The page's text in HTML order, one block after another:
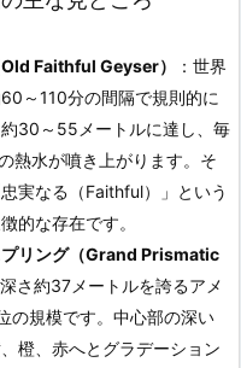
Faithful Geyser）
：世界
～110分の間隔で規則的に
30～55メートルに達し、毎
熱水が噴き上がります。そ
実なる（Faithful）」という
的な存在です。
プリング（Grand Prismatic
さ約37メートルを誇るアメ
の規模です。中心部の深い
橙、赤へとグラデーション